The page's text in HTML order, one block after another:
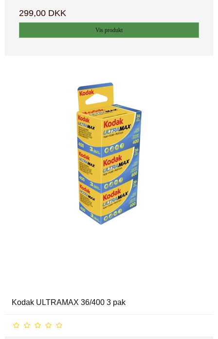
299,00 DKK
Vis produkt
Kodak ULTRAMAX 36/400 3 pak